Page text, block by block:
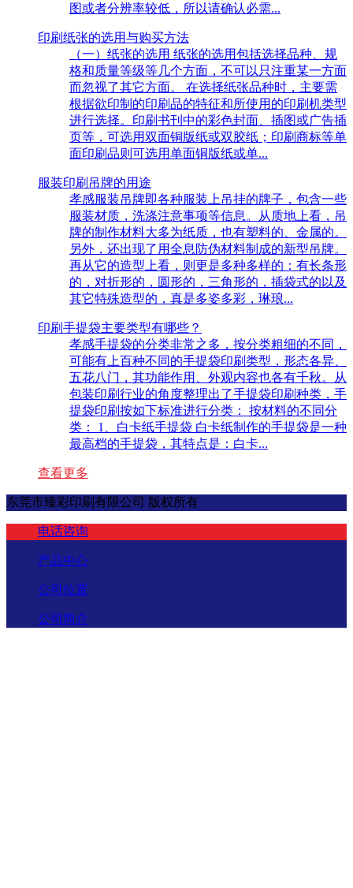
图或者分辨率较低，所以请确认必需...
印刷纸张的选用与购买方法
（一）纸张的选用 纸张的选用包括选择品种、规
格和质量等级等几个方面，不可以只注重某一方面
而忽视了其它方面。 在选择纸张品种时，主要需
根据欲印制的印刷品的特征和所使用的印刷机类型
进行选择。印刷书刊中的彩色封面、插图或广告插
页等，可选用双面铜版纸或双胶纸；印刷商标等单
面印刷品则可选用单面铜版纸或单...
服装印刷吊牌的用途
孝感服装吊牌即各种服装上吊挂的牌子，包含一些
服装材质，洗涤注意事项等信息。从质地上看，吊
牌的制作材料大多为纸质，也有塑料的、金属的。
另外，还出现了用全息防伪材料制成的新型吊牌。
再从它的造型上看，则更是多种多样的：有长条形
的，对折形的，圆形的，三角形的，插袋式的以及
其它特殊造型的，真是多姿多彩，琳琅...
印刷手提袋主要类型有哪些？
孝感手提袋的分类非常之多，按分类粗细的不同，
可能有上百种不同的手提袋印刷类型，形态各异、
五花八门，其功能作用、外观内容也各有千秋。从
包装印刷行业的角度整理出了手提袋印刷种类，手
提袋印刷按如下标准进行分类： 按材料的不同分
类： 1、白卡纸手提袋 白卡纸制作的手提袋是一种
最高档的手提袋，其特点是：白卡...
查看更多
东莞市臻彩印刷有限公司 版权所有
电话咨询
产品中心
公司位置
公司简介